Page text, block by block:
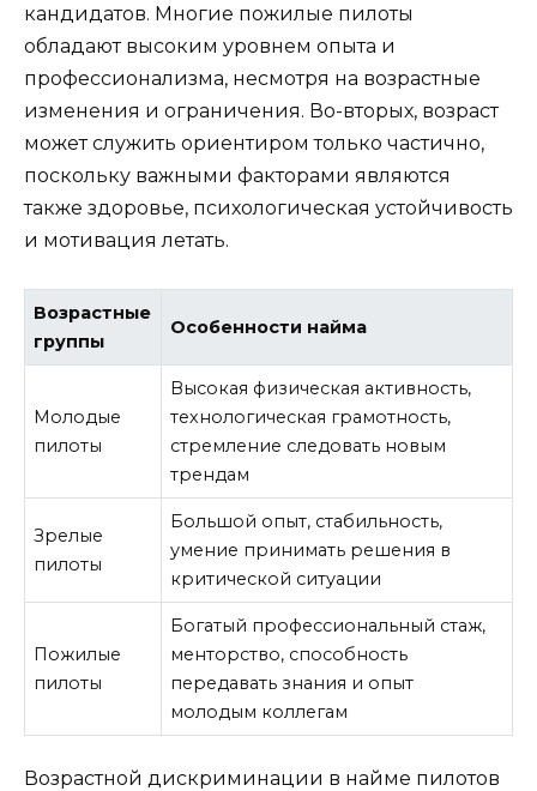
кандидатов. Многие пожилые пилоты
обладают высоким уровнем опыта и
профессионализма, несмотря на возрастные
изменения и ограничения. Во-вторых, возраст
может служить ориентиром только частично,
поскольку важными факторами являются
также здоровье, психологическая устойчивость
и мотивация летать.
Возрастные
группы
Особенности найма
Молодые
пилоты
Высокая физическая активность,
технологическая грамотность,
стремление следовать новым
трендам
Зрелые
пилоты
Большой опыт, стабильность,
умение принимать решения в
критической ситуации
Пожилые
пилоты
Богатый профессиональный стаж,
менторство, способность
передавать знания и опыт
молодым коллегам
Возрастной дискриминации в найме пилотов